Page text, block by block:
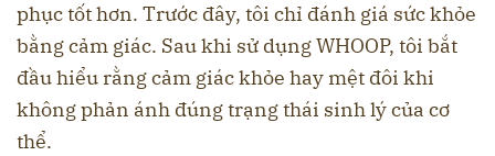
phục tốt hơn. Trước đây, tôi chỉ đánh giá sức khỏe
bằng cảm giác. Sau khi sử dụng WHOOP, tôi bắt
đầu hiểu rằng cảm giác khỏe hay mệt đôi khi
không phản ánh đúng trạng thái sinh lý của cơ
thể.